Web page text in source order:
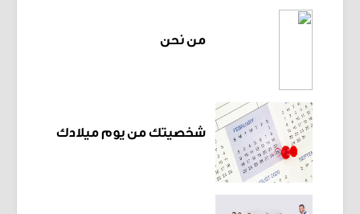
من نحن
شخصيتك من يوم ميلادك